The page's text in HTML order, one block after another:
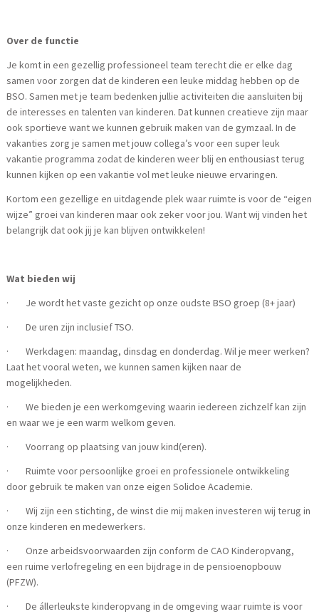
Over de functie
Je komt in een gezellig professioneel team terecht die er elke dag
samen voor zorgen dat de kinderen een leuke middag hebben op de
BSO. Samen met je team bedenken jullie activiteiten die aansluiten bij
de interesses en talenten van kinderen. Dat kunnen creatieve zijn maar
ook sportieve want we kunnen gebruik maken van de gymzaal. In de
vakanties zorg je samen met jouw collega’s voor een super leuk
vakantie programma zodat de kinderen weer blij en enthousiast terug
kunnen kijken op een vakantie vol met leuke nieuwe ervaringen.
Kortom een gezellige en uitdagende plek waar ruimte is voor de “eigen
wijze” groei van kinderen maar ook zeker voor jou. Want wij vinden het
belangrijk dat ook jij je kan blijven ontwikkelen!
Wat bieden wij
· Je wordt het vaste gezicht op onze oudste BSO groep (8+ jaar)
· De uren zijn inclusief TSO.
· Werkdagen: maandag, dinsdag en donderdag. Wil je meer werken?
Laat het vooral weten, we kunnen samen kijken naar de
mogelijkheden.
· We bieden je een werkomgeving waarin iedereen zichzelf kan zijn
en waar we je een warm welkom geven.
· Voorrang op plaatsing van jouw kind(eren).
· Ruimte voor persoonlijke groei en professionele ontwikkeling
door gebruik te maken van onze eigen Solidoe Academie.
· Wij zijn een stichting, de winst die mij maken investeren wij terug in
onze kinderen en medewerkers.
· Onze arbeidsvoorwaarden zijn conform de CAO Kinderopvang,
een ruime verlofregeling en een bijdrage in de pensioenopbouw
(PFZW).
· De állerleukste kinderopvang in de omgeving waar ruimte is voor